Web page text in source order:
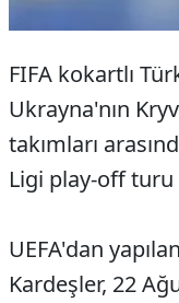
FIFA kokartlı
Ukrayna'nın
takımları
Ligi play-off turu
UEFA'dan
Kardeşler, 22